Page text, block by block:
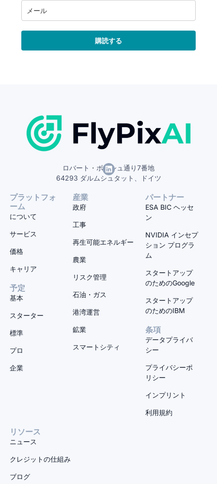
購読する
ロバート・ボッシュ通り7番地
64293 ダルムシュタット、ドイツ
プラットフォ
ーム
について
サービス
価格
キャリア
予定
基本
スターター
標準
プロ
企業
産業
政府
工事
再生可能エネルギー
農業
リスク管理
石油・ガス
港湾運営
鉱業
スマートシティ
パートナー
ESA BIC ヘッセ
ン
NVIDIA インセプ
ション プログラ
ム
スタートアップ
のためのGoogle
スタートアップ
のためのIBM
条項
データプライバ
シー
プライバシーポ
リシー
インプリント
利用規約
リソース
ニュース
クレジットの仕組み
ブログ